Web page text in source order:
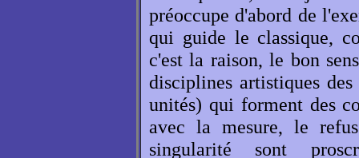
préoccupe d'abord de
qui guide le classique,
c'est la raison, le bon
disciplines artistiques
unités) qui forment des
avec la mesure, le
singularité sont